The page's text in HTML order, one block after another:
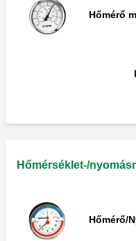
Hőmérő
Hőmérő
Hőmérséklet-/
Hőmérő/